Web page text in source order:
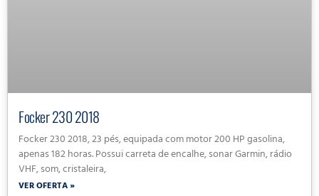
Focker 230 2018
Focker 230 2018, 23 pés, equipada com motor 200 HP gasolina,
apenas 182 horas. Possui carreta de encalhe, sonar Garmin, rádio
VHF, som, cristaleira,
VER OFERTA »